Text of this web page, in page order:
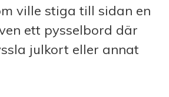
ville stiga till sidan en
ett pysselbord där
julkort eller annat